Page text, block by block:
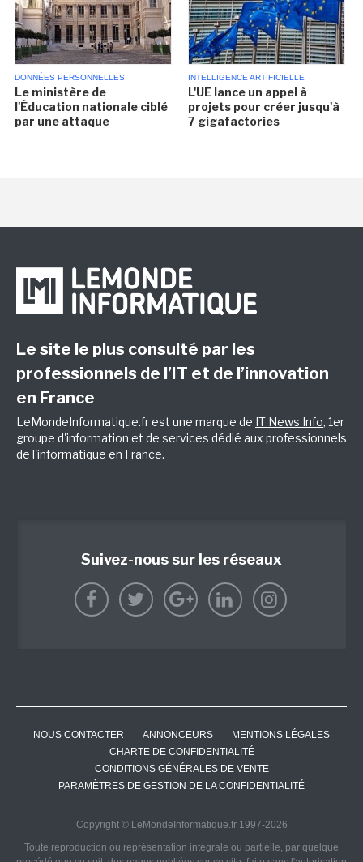
DONNÉES PERSONNELLES
Le ministère de
l'Éducation nationale ciblé
par une attaque
INTELLIGENCE ARTIFICIELLE
L'UE lance un appel à
projets pour créer jusqu'à
7 gigafactories
Le site le plus consulté par les
professionnels de l’IT et de l’innovation
en France
LeMondeInformatique.fr est une marque de IT News Info, 1er
groupe d'information et de services dédié aux professionnels
de l'informatique en France.
Suivez-nous sur les réseaux
NOUS CONTACTER ANNONCEURS
MENTIONS LÉGALES
CHARTE DE CONFIDENTIALITÉ
CONDITIONS GÉNÉRALES DE VENTE
PARAMÈTRES DE GESTION DE LA CONFIDENTIALITÉ
Copyright © LeMondeInformatique.fr 1997-2026
Toute reproduction ou représentation intégrale ou partielle, par quelque